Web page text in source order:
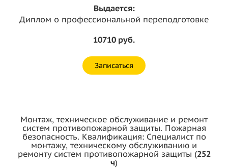
Выдается:
Диплом о профессиональной переподготовке
10710 руб.
Записаться
Монтаж, техническое обслуживание и ремонт
систем противопожарной защиты. Пожарная
безопасность. Квалификация: Специалист по
монтажу, техническому обслуживанию и
ремонту систем противопожарной защиты (252
ч)